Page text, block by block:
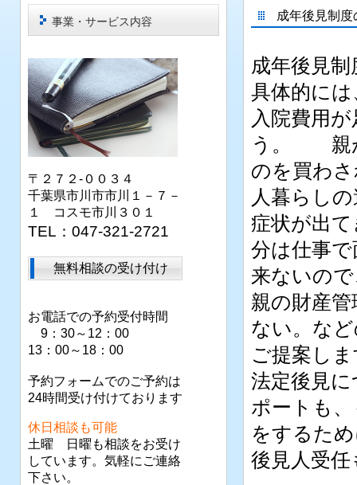
成年後見制度
成年後見
具体的に
入院費用が
う。 親
のを買わ
人暮らし
症状が出
分は仕事
来ないの
親の財産
ない。な
ご提案し
法定後見
ポートも
をするた
後見人受
事業・サービス内容
〒２７２-００３４
千葉県市川市市川１－７－
１ コスモ市川３０１
TEL：047-321-2721
無料相談の受け付け
お電話での予約受付時間
9：30～12：00
13：00～18：00
予約フォームでのご予約は
24時間受け付けております
休日相談も可能
土曜 日曜も相談をお受け
しています。気軽にご連絡
下さい。